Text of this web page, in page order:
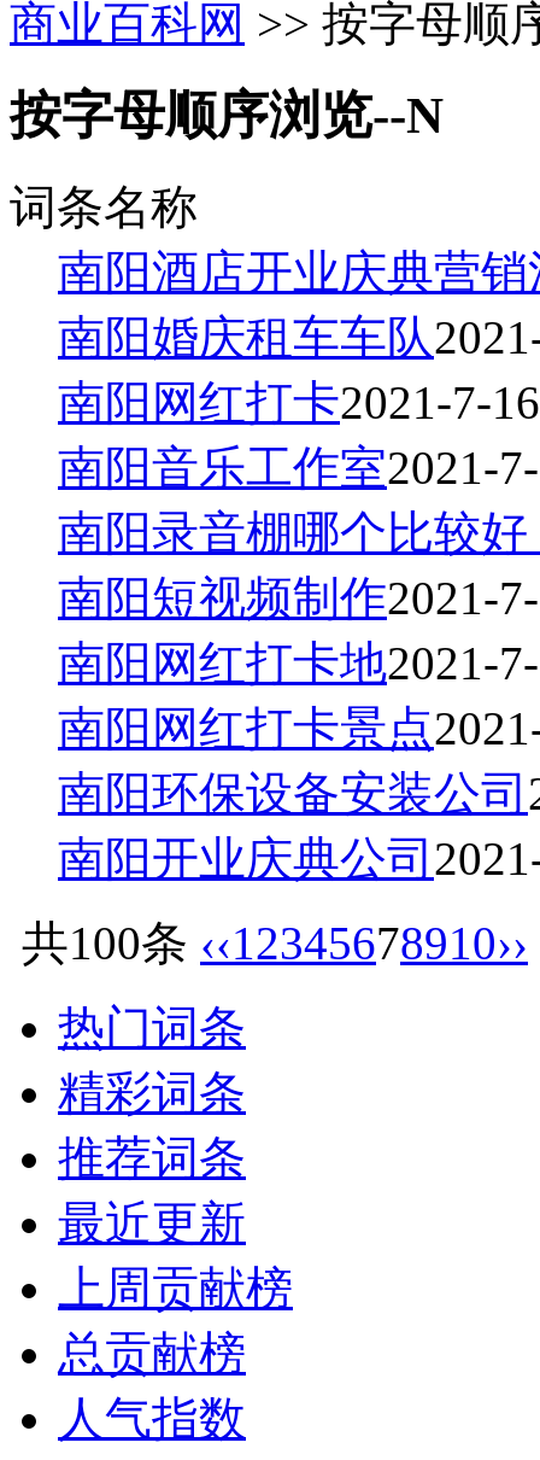
商业百科网 >> 按字母顺
按字母顺序浏览--N
词条名称
南阳酒店开业庆典营
南阳婚庆租车车队
南阳网红打卡2021-7-
南阳音乐工作室2021-
南阳录音棚哪个比较好
南阳短视频制作2021-
南阳网红打卡地2021-
南阳网红打卡景点
南阳环保设备安装公司
南阳开业庆典公司
共100条 ‹‹12345678910››
热门词条
精彩词条
推荐词条
最近更新
上周贡献榜
总贡献榜
人气指数